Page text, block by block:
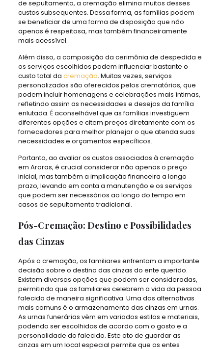
de sepultamento, a cremação elimina muitos desses
custos subsequentes. Dessa forma, as famílias podem
se beneficiar de uma forma de disposição que não
apenas é respeitosa, mas também financeiramente
mais acessível.
Além disso, a composição da cerimônia de despedida e
os serviços escolhidos podem influenciar bastante o
custo total da cremação. Muitas vezes, serviços
personalizados são oferecidos pelos crematórios, que
podem incluir homenagens e celebrações mais íntimas,
refletindo assim as necessidades e desejos da família
enlutada. É aconselhável que as famílias investiguem
diferentes opções e citem preços diretamente com os
fornecedores para melhor planejar o que atenda suas
necessidades e orçamentos específicos.
Portanto, ao avaliar os custos associados à cremação
em Araras, é crucial considerar não apenas o preço
inicial, mas também a implicação financeira a longo
prazo, levando em conta a manutenção e os serviços
que podem ser necessários ao longo do tempo em
casos de sepultamento tradicional.
Pós-Cremação: Destino e Possibilidades
das Cinzas
Após a cremação, os familiares enfrentam a importante
decisão sobre o destino das cinzas do ente querido.
Existem diversas opções que podem ser consideradas,
permitindo que os familiares celebrem a vida da pessoa
falecida de maneira significativa. Uma das alternativas
mais comuns é o armazenamento das cinzas em urnas.
As urnas funerárias vêm em variados estilos e materiais,
podendo ser escolhidas de acordo com o gosto e a
personalidade do falecido. Este ato de guardar as
cinzas em um local especial permite que os entes